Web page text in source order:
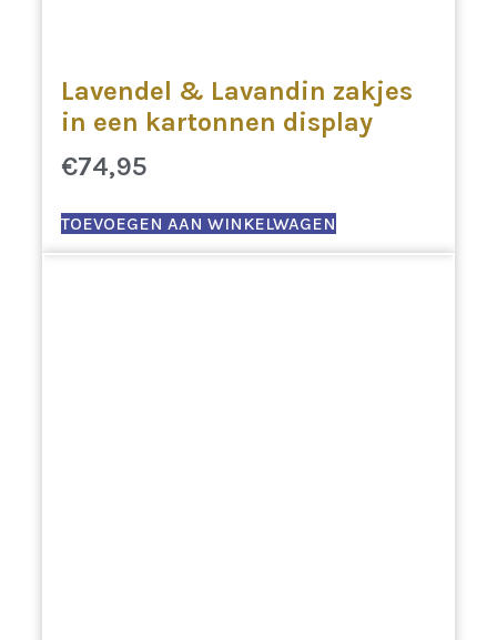
Lavendel & Lavandin zakjes
in een kartonnen display
€74,95
TOEVOEGEN AAN WINKELWAGEN